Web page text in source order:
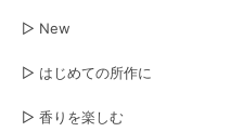
▷ New
▷ はじめての所作に
▷ 香りを楽しむ